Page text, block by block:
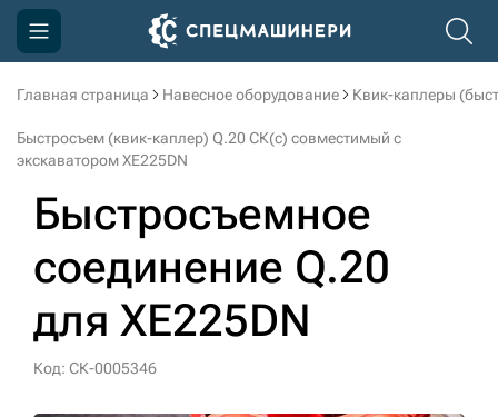
Главная страница Навесное оборудование Квик-каплеры
Быстросъем (квик-каплер) Q.20 СК(с) совместимый с
экскаватором XE225DN
Быстросъемное
соединение Q.20
для XE225DN
Код: СК-0005346
Компания
Акции
Доставка и оплата
3D тур по производству